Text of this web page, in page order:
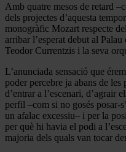
Amb quatre mesos de retard
dels projectes d’aquesta
monogràfic Mozart respecte
arribar l’esperat debut al
Teodor Currentzis i la seva
L’anunciada sensació que
poder percebre ja abans de les
d’entrar a l’escenari, d’agrair
perfil –com si no gosés posar-
un afalac excessiu– i per la
per què hi havia el podi a
majoria dels quals van tocar